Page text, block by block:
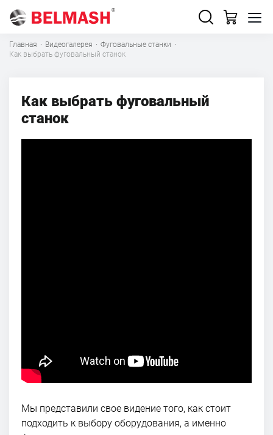
Главная · Видеогалерея · Фуговальные станки ·
Как выбрать фуговальный станок
Как выбрать фуговальный
станок
Мы представили свое видение того, как стоит
подходить к выбору оборудования, а именно